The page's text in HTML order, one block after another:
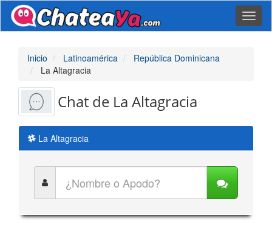
Inicio Latinoamérica
República Dominicana
La Altagracia
Chat de La Altagracia
La Altagracia